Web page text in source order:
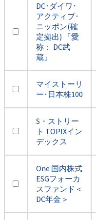
DC･ダイワ･
アクティブ･
ニッポン(確
定拠出) 『愛
称： DC武
蔵』
マイストーリ
ー･日本株100
S・ストリー
ト TOPIXイン
デックス
One 国内株式
ESGフォーカ
スファンド＜
DC年金＞